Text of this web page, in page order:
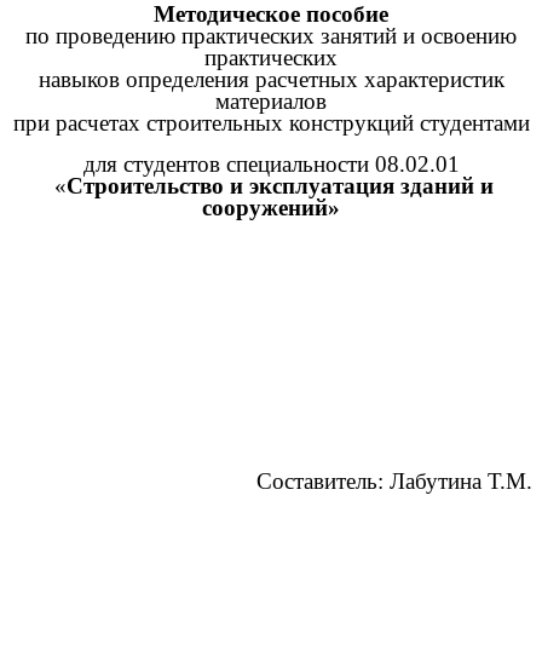
Методическое пособие
по проведению практических занятий и освоению
практических
навыков определения расчетных характеристик
материалов
при расчетах строительных конструкций студентами
для студентов специальности 08.02.01
«Строительство и эксплуатация зданий и
сооружений»
Составитель: Лабутина Т.М.